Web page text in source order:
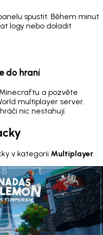
spustit. Během minut
logy nebo doladit
do hraní
a pozvěte
multiplayer server.
nic nestahují.
v kategorii Multiplayer.